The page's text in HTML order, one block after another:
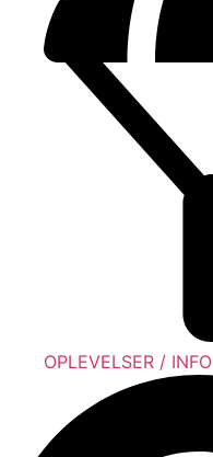
OPLEVELSER / INFO